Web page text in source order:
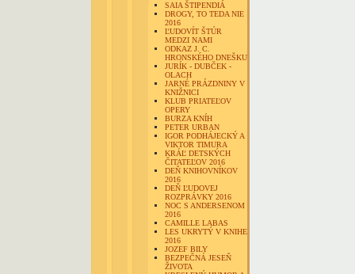
SAIA ŠTIPENDIÁ
DROGY, TO TEDA NIE
2016
ĽUDOVÍT ŠTÚR
MEDZI NAMI
ODKAZ J. C.
HRONSKÉHO DNEŠKU
JURÍK - DUBČEK -
OLACH
JARNÉ PRÁZDNINY V
KNIŽNICI
KLUB PRIATEĽOV
OPERY
BURZA KNÍH
PETER URBAN
IGOR PODHÁJECKÝ A
VIKTOR TIMURA
KRÁĽ DETSKÝCH
ČITATEĽOV 2016
DEŇ KNIHOVNÍKOV
2016
DEŇ ĽUDOVEJ
ROZPRÁVKY 2016
NOC S ANDERSENOM
2016
CAMILLE LABAS
LES UKRYTÝ V KNIHE
2016
JOZEF BILY
BEZPEČNÁ JESEŇ
ŽIVOTA